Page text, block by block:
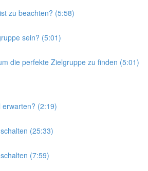
zu beachten? (5:58)
sein? (5:01)
die perfekte Zielgruppe zu finden (5:01)
erwarten? (2:19)
(25:33)
(7:59)